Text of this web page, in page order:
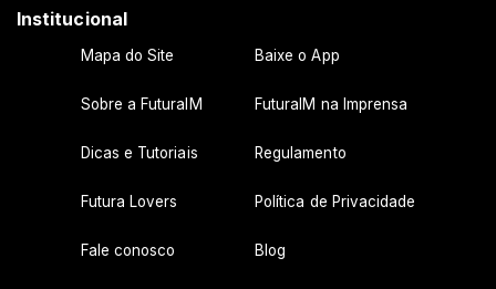
Institucional
Mapa do Site Baixe o App
Sobre a FuturaIM FuturaIM na Imprensa
Dicas e Tutoriais Regulamento
Futura Lovers Política de Privacidade
Fale conosco Blog